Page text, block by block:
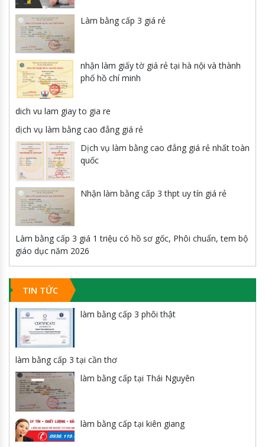
Làm bằng cấp 3 giá rẻ
nhận làm giấy tờ giá rẻ tại hà nội và thành
phố hồ chí minh
dich vu lam giay to gia re
dịch vụ làm bằng cao đẳng giá rẻ
Dịch vụ làm bằng cao đẳng giá rẻ nhất toàn
quốc
Nhận làm bằng cấp 3 thpt uy tín giá rẻ
Làm bằng cấp 3 giá 1 triệu có hồ sơ gốc, Phôi chuẩn, tem bộ
giáo dục năm 2026
TIN TỨC
làm bằng cấp 3 phôi thật
làm bằng cấp 3 tại cần thơ
làm bằng cấp tại Thái Nguyên
làm bằng cấp tại kiên giang